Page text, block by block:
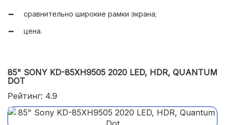
сравнительно широкие рамки экрана;
цена.
85" SONY KD-85XH9505 2020 LED, HDR, QUANTUM
DOT
Рейтинг: 4.9